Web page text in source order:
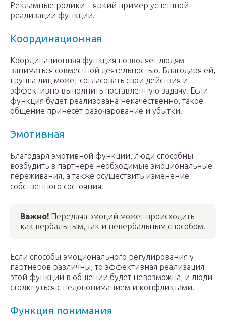
Рекламные ролики – яркий пример успешной
реализации функции.
Координационная
Координационная функция позволяет людям
заниматься совместной деятельностью. Благодаря ей,
группа лиц может согласовать свои действия и
эффективно выполнить поставленную задачу. Если
функция будет реализована некачественно, такое
общение принесет разочарование и убытки.
Эмотивная
Благодаря эмотивной функции, люди способны
возбудить в партнере необходимые эмоциональные
переживания, а также осуществить изменение
собственного состояния.
Важно! Передача эмоций может происходить
как вербальным, так и невербальным способом.
Если способы эмоционального регулирования у
партнеров различны, то эффективная реализация
этой функции в общении будет невозможна, и люди
столкнуться с недопониманием и конфликтами.
Функция понимания